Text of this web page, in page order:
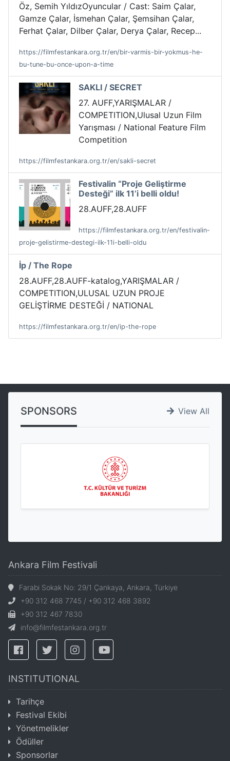
Öz, Semih YıldızOyuncular / Cast: Saim Çalar,
Gamze Çalar, İsmehan Çalar, Şemsihan Çalar,
Ferhat Çalar, Dilber Çalar, Derya Çalar, Recep...
https://filmfestankara.org.tr/en/bir-varmis-bir-yokmus-he-
bu-tune-bu-once-upon-a-time
SAKLI / SECRET
27. AUFF,YARIŞMALAR /
COMPETITION,Ulusal Uzun Film
Yarışması / National Feature Film
Competition
https://filmfestankara.org.tr/en/sakli-secret
Festivalin “Proje Geliştirme
Desteği” ilk 11’i belli oldu!
28.AUFF,28.AUFF
https://filmfestankara.org.tr/en/festivalin-
proje-gelistirme-destegi-ilk-11i-belli-oldu
İp / The Rope
28.AUFF,28.AUFF-katalog,YARIŞMALAR /
COMPETITION,ULUSAL UZUN PROJE
GELİŞTİRME DESTEĞİ / NATIONAL
https://filmfestankara.org.tr/en/ip-the-rope
View All
SPONSORS
Ankara Film Festivali
Farabi Sokak No: 29/1 Çankaya, Ankara, Türkiye
+90 312 468 7745 / +90 312 468 3892
+90 312 467 7830
info@filmfestankara.org.tr
INSTITUTIONAL
Tarihçe
Festival Ekibi
Yönetmelikler
Ödüller
Sponsorlar